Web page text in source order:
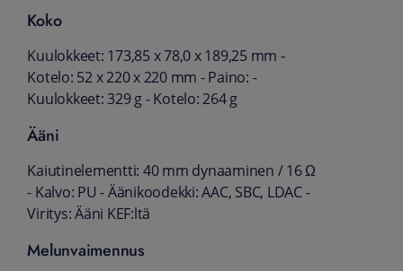
Koko
Kuulokkeet: 173,85 x 78,0 x 189,25 mm -
Kotelo: 52 x 220 x 220 mm - Paino: -
Kuulokkeet: 329 g - Kotelo: 264 g
Ääni
Kaiutinelementti: 40 mm dynaaminen / 16 Ω
- Kalvo: PU - Äänikoodekki: AAC, SBC, LDAC -
Viritys: Ääni KEF:ltä
Melunvaimennus